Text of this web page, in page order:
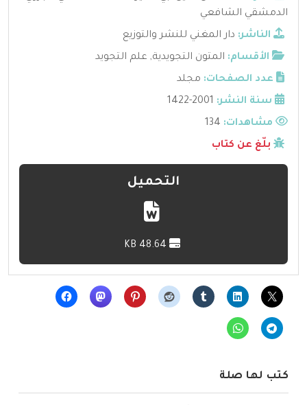
الدمشقي الشافعي
الناشر: دار المغني للنشر والتوزيع
الأقسام: المتون التجويدية, علم التجويد
عدد الصفحات: مجلد
سنة النشر: 2001-1422
مشاهدات:
بلّغ عن كتاب
التحميل
كتب لها صلة